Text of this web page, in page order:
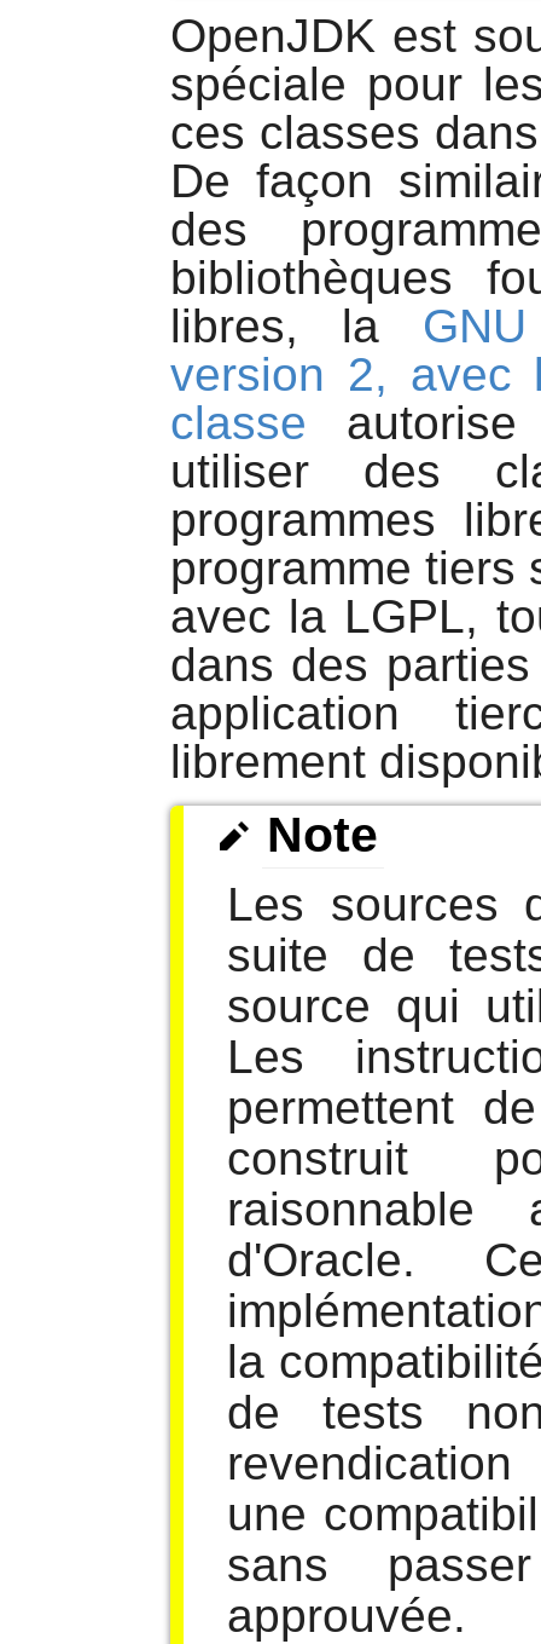
OpenJDK est
spéciale pour
ces classes
De façon
des
bibliothèques
libres, la
version 2, avec
classe
utiliser des
programmes
programme tiers
avec la LGPL,
dans des
application
librement
Note
Les sources
suite de
source qui
Les
permettent
construit
d'Oracle.
la
de tests
une
sans
approuvée.